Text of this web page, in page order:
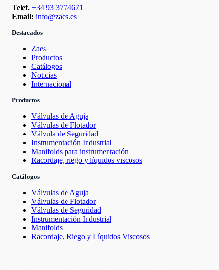
Telef. +34 93 3774671
Email: info@zaes.es
Destacados
Zaes
Productos
Catálogos
Noticias
Internacional
Productos
Válvulas de Aguja
Válvulas de Flotador
Válvula de Seguridad
Instrumentación Industrial
Manifolds para instrumentación
Racordaje, riego y líquidos viscosos
Catálogos
Válvulas de Aguja
Válvulas de Flotador
Válvulas de Seguridad
Instrumentación Industrial
Manifolds
Racordaje, Riego y Líquidos Viscosos